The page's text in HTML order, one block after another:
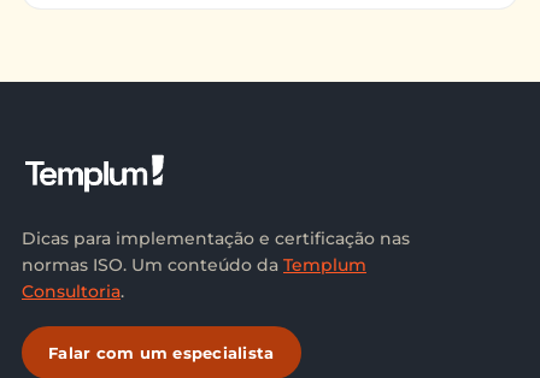
Dicas para implementação e certificação nas
normas ISO. Um conteúdo da Templum
Consultoria.
Falar com um especialista